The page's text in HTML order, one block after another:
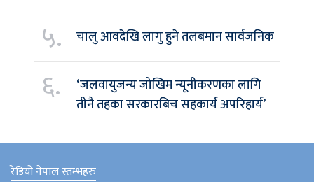
५. चालु आवदेखि लागु हुने तलबमान सार्वजनिक
६.
‘जलवायुजन्य जोखिम न्यूनीकरणका लागि
तीनै तहका सरकारबिच सहकार्य अपरिहार्य’
रेडियो नेपाल स्तम्भहरु